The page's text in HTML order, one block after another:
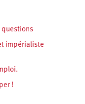
questions
impérialiste
!